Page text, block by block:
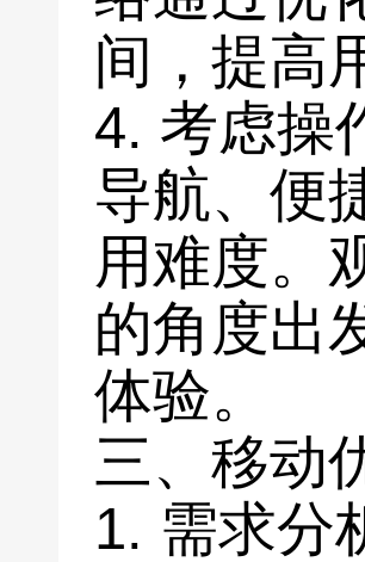
间，提高
4. 考虑操
导航、便
用难度。
的角度出
体验。
三、移动
1. 需求分